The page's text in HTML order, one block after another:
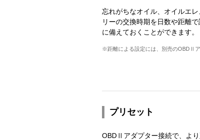
忘れがちなオイル、オイルエ
リーの交換時期を日数や距離
に備えておくことができます。
※距離による設定には、別売のOBDⅡア
プリセット
OBDⅡアダプター接続で、よ